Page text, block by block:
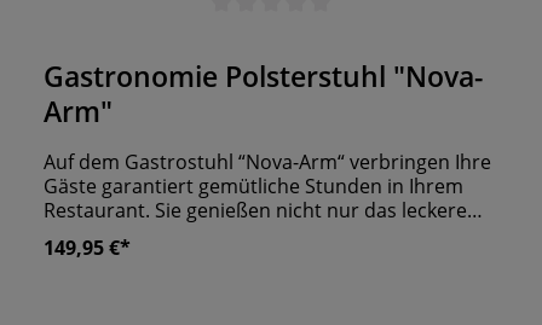
Gastronomie Polsterstuhl "Nova-
Arm"
Auf dem Gastrostuhl “Nova-Arm“ verbringen Ihre
Gäste garantiert gemütliche Stunden in Ihrem
Restaurant. Sie genießen nicht nur das leckere
Essen, sondern auch den hohen Sitzkomfort. Der
Polsterstuhl „Nova-Arm“ zeichnet sich durch sein
149,95 €*